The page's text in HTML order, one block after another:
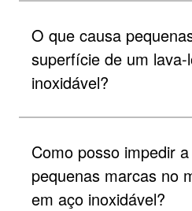
O que causa
superfície de um
inoxidável?
Como posso impedir
pequenas marcas no
em aço inoxidável?